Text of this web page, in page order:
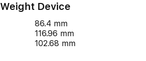
Device
86.4 mm
116.96 mm
102.68 mm